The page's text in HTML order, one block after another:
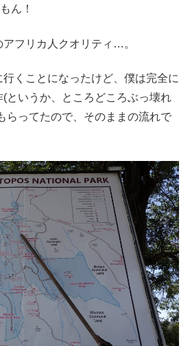
ん！
フリカ人クオリティ…。
くことになったけど、僕は完全に
というか、ところどころぶっ壊れ
らってたので、そのままの流れで